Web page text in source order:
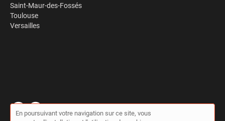
Saint-Maur-des-Fossés
Toulouse
Versailles
En poursuivant votre navigation sur ce site, vous